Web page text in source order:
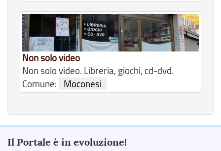
Non solo video
Non solo video. Libreria, giochi, cd-dvd.
Comune:
Moconesi
Il Portale è in evoluzione!